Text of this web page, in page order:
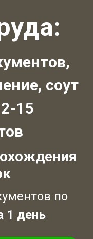
соут
15
по
1 день